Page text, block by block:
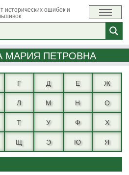
исторических ошибок и
МАРИЯ ПЕТРОВНА
Г Д Е
Ж
Л М Н
О
Т У Ф
Х
Щ Э Ю Я